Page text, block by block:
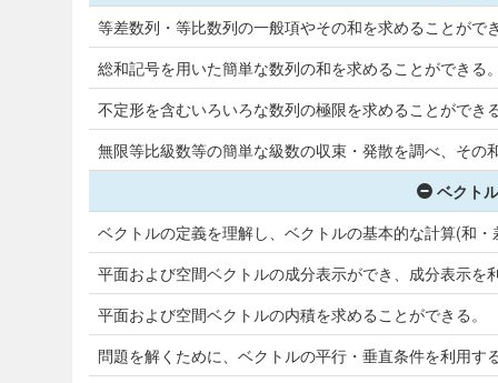
等差数列・等比数列の一般項やその和を求めることがで
総和記号を用いた簡単な数列の和を求めることができる
不定形を含むいろいろな数列の極限を求めることができ
無限等比級数等の簡単な級数の収束・発散を調べ、その
ベクト
ベクトルの定義を理解し、ベクトルの基本的な計算(和
平面および空間ベクトルの成分表示ができ、成分表示を
平面および空間ベクトルの内積を求めることができる。
問題を解くために、ベクトルの平行・垂直条件を利用す